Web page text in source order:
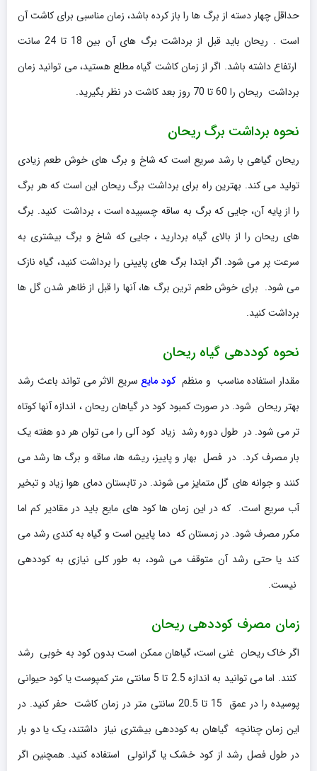
حداقل چهار دسته از برگ ها را باز کرده باشد، زمان مناسبی برای کاشت آن
است . ریحان باید قبل از برداشت برگ های آن بین 18 تا 24 سانت
ارتفاع داشته باشد. اگر از زمان کاشت گیاه مطلع هستید، می توانید زمان
برداشت ریحان را 60 تا 70 روز بعد کاشت در نظر بگیرید.
نحوه برداشت برگ ریحان
ریحان گیاهی با رشد سریع است که شاخ و برگ های خوش طعم زیادی
تولید می کند. بهترین راه برای برداشت برگ ریحان این است که هر برگ
را از پایه آن، جایی که برگ به ساقه چسبیده است ، برداشت کنید. برگ
های ریحان را از بالای گیاه بردارید ، جایی که شاخ و برگ بیشتری به
سرعت پر می شود. اگر ابتدا برگ های پایینی را برداشت کنید، گیاه نازک
می شود. برای خوش طعم ترین برگ ها، آنها را قبل از ظاهر شدن گل ها
برداشت کنید.
نحوه کوددهی گیاه ریحان
مقدار استفاده مناسب و منظمکود مایعسریع الاثر می تواند باعث رشد
بهتر ریحان شود. در صورت کمبود کود در گیاهان ریحان ، اندازه آنها کوتاه
تر می شود. در طول دوره رشد زیاد کود آلی را می توان هر دو هفته یک
بار مصرف کرد. در فصل بهار و پاییز، ریشه ها، ساقه و برگ ها رشد می
کنند و جوانه های گل متمایز می شوند. در تابستان دمای هوا زیاد و تبخیر
آب سریع است. که در این زمان ها کود های مایع باید در مقادیر کم اما
مکرر مصرف شود. در زمستان که دما پایین است و گیاه به کندی رشد می
کند یا حتی رشد آن متوقف می شود، به طور کلی نیازی به کوددهی
نیست.
زمان مصرف کوددهی ریحان
اگر خاک ریحان غنی است، گیاهان ممکن است بدون کود به خوبی رشد
کنند. اما می توانید به اندازه 2.5 تا 5 سانتی متر کمپوست یا کود حیوانی
پوسیده را در عمق 15 تا 20.5 سانتی متر در زمان کاشت حفر کنید. در
این زمان چنانچه گیاهان به کوددهی بیشتری نیاز داشتند، یک یا دو بار
در طول فصل رشد از کود خشک یا گرانولی استفاده کنید. همچنین اگر